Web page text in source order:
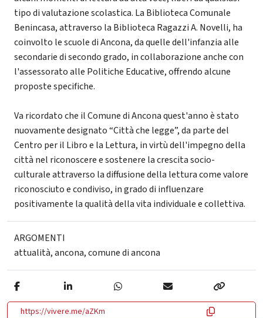
tipo di valutazione scolastica. La Biblioteca Comunale
Benincasa, attraverso la Biblioteca Ragazzi A. Novelli, ha
coinvolto le scuole di Ancona, da quelle dell'infanzia alle
secondarie di secondo grado, in collaborazione anche con
l'assessorato alle Politiche Educative, offrendo alcune
proposte specifiche.
Va ricordato che il Comune di Ancona quest'anno è stato
nuovamente designato “Città che legge”, da parte del
Centro per il Libro e la Lettura, in virtù dell'impegno della
città nel riconoscere e sostenere la crescita socio-
culturale attraverso la diffusione della lettura come valore
riconosciuto e condiviso, in grado di influenzare
positivamente la qualità della vita individuale e collettiva.
ARGOMENTI
attualità,ancona,comune di ancona
https://vivere.me/aZKm